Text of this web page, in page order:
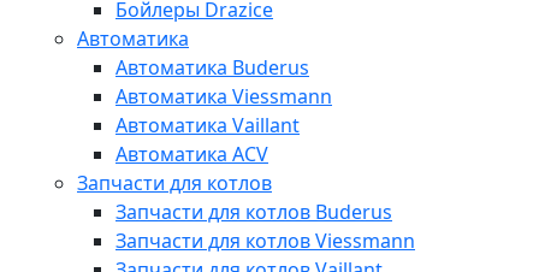
Бойлеры Drazice
Автоматика
Автоматика Buderus
Автоматика Viessmann
Автоматика Vaillant
Автоматика ACV
Запчасти для котлов
Запчасти для котлов Buderus
Запчасти для котлов Viessmann